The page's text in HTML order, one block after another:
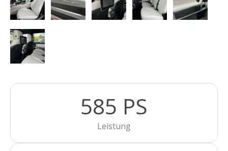
585 PS
Leistung